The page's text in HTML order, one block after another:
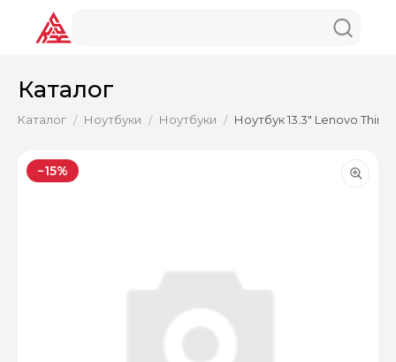
Каталог
Каталог / Ноутбуки / Ноутбуки / Ноутбук 13.3" Lenovo
−15%